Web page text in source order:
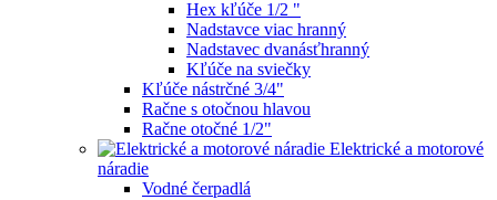
Hex kľúče 1/2 "
Nadstavce viac hranný
Nadstavec dvanásťhranný
Kľúče na sviečky
Kľúče nástrčné 3/4"
Račne s otočnou hlavou
Račne otočné 1/2"
Elektrické a motorové
náradie
Vodné čerpadlá